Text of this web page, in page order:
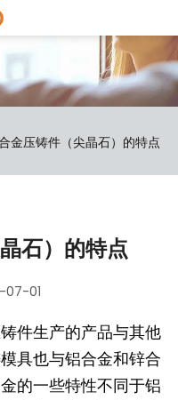
金压铸件（尖晶石）的特点
石）的特点
07-01
件生产的产品与其他
具也与铝合金和锌合
的一些特性不同于铝